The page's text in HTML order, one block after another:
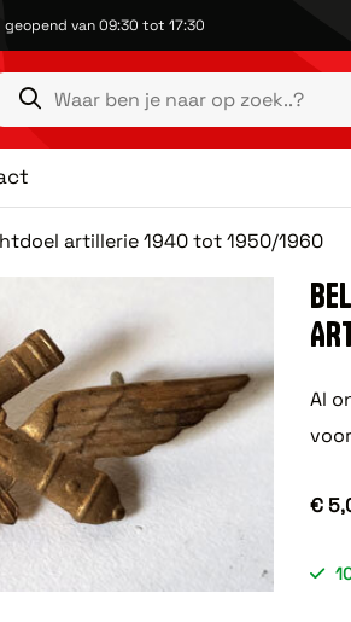
geopend van 09:30 tot 17:30
artillerie 1940 tot 1950/1960
Al
€